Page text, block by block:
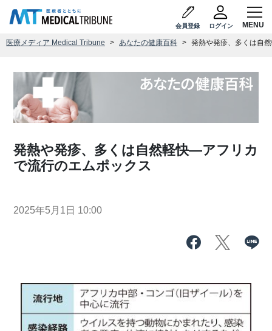
会員登録 ログイン
医療メディア Medical Tribune あなたの健康百科 発熱や発疹、多くは自
発熱や発疹、多くは自然軽快―アフリカ
で流行のエムポックス
2025年5月1日 10:00